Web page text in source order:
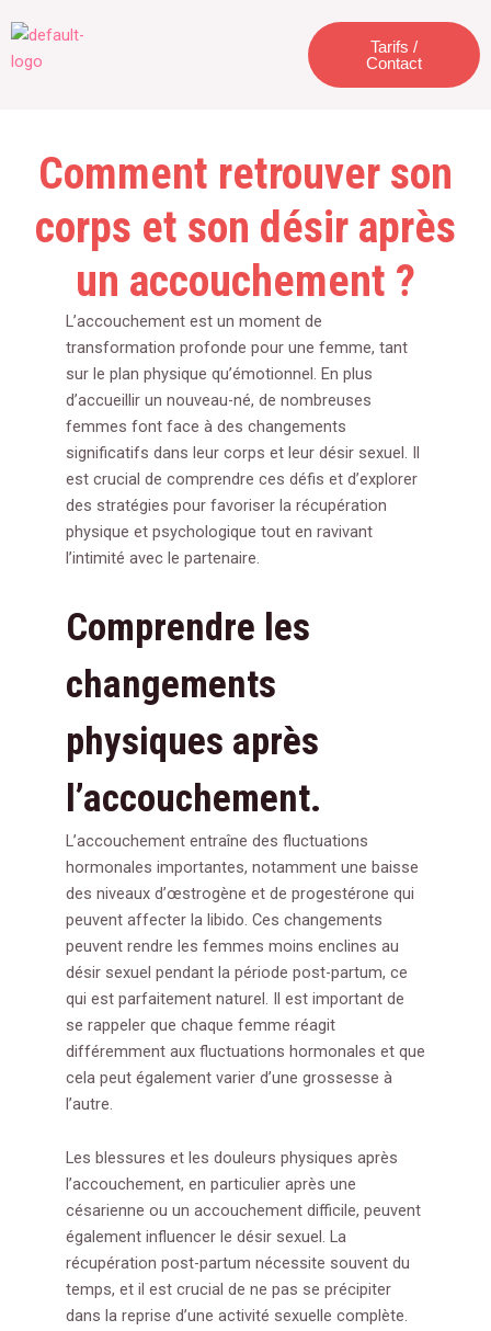
au
contenu
Tarifs /
Contact
Comment retrouver son
corps et son désir après
un accouchement ?
L’accouchement est un moment de
transformation profonde pour une femme, tant
sur le plan physique qu’émotionnel. En plus
d’accueillir un nouveau-né, de nombreuses
femmes font face à des changements
significatifs dans leur corps et leur désir sexuel. Il
est crucial de comprendre ces défis et d’explorer
des stratégies pour favoriser la récupération
physique et psychologique tout en ravivant
l’intimité avec le partenaire.
Comprendre les
changements
physiques après
l’accouchement.
L’accouchement entraîne des fluctuations
hormonales importantes, notamment une baisse
des niveaux d’œstrogène et de progestérone qui
peuvent affecter la libido. Ces changements
peuvent rendre les femmes moins enclines au
désir sexuel pendant la période post-partum, ce
qui est parfaitement naturel. Il est important de
se rappeler que chaque femme réagit
différemment aux fluctuations hormonales et que
cela peut également varier d’une grossesse à
l’autre.
Les blessures et les douleurs physiques après
l’accouchement, en particulier après une
césarienne ou un accouchement difficile, peuvent
également influencer le désir sexuel. La
récupération post-partum nécessite souvent du
temps, et il est crucial de ne pas se précipiter
dans la reprise d’une activité sexuelle complète.